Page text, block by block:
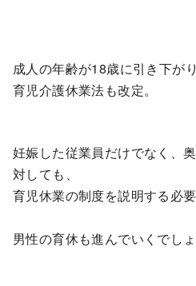
成人の年齢が18歳に引き下がり
育児介護休業法も改定。
妊娠した従業員だけでなく、
対しても、
育児休業の制度を説明する必要
男性の育休も進んでいくでしょ